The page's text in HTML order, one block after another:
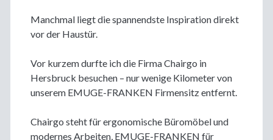
Manchmal liegt die spannendste Inspiration direkt
vor der Haustür.
Vor kurzem durfte ich die Firma Chairgo in
Hersbruck besuchen – nur wenige Kilometer von
unserem EMUGE-FRANKEN Firmensitz entfernt.
Chairgo steht für ergonomische Büromöbel und
modernes Arbeiten, EMUGE-FRANKEN für